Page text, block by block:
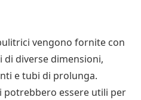
vengono fornite con
di diverse dimensioni,
e tubi di prolunga.
potrebbero essere utili per